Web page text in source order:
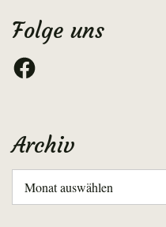
Folge uns
Facebook
Archiv
Archiv